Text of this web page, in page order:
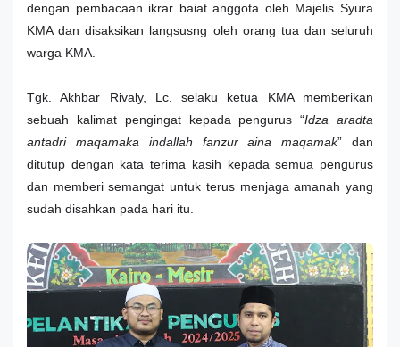
dengan pembacaan ikrar baiat anggota oleh Majelis Syura
KMA dan disaksikan langsusng oleh orang tua dan seluruh
warga KMA.
Tgk. Akhbar Rivaly, Lc. selaku ketua KMA memberikan
sebuah kalimat pengingat kepada pengurus “Idza aradta
antadri maqamaka indallah fanzur aina maqamak” dan
ditutup dengan kata terima kasih kepada semua pengurus
dan memberi semangat untuk terus menjaga amanah yang
sudah disahkan pada hari itu.